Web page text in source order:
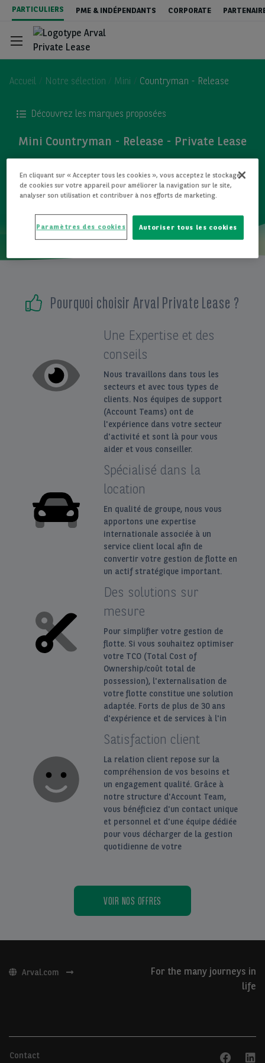
Aller
contenu
principal
PARTICULIERS PME & INDÉPENDANTS CORPORATE
Private Lease - véhicules neufs
Accueil Notre sélection Mini Countryman - Release
Découvrez les marques proposées
Mini Countryman - Release - Private Lease
TOUS LES MODÈLES
Pourquoi choisir Arval Private Lease ?
Une Expertise et des
conseils
Nous travaillons dans tous les
secteurs et avec tous types de
clients. Nos équipes de support
(Account Teams) ont de
l'expérience dans votre secteur
d'activité et sont là pour vous
aider et vous conseiller.
Spécialisé dans la
location
En qualité de groupe, nous vous
apportons une expertise
internationale associée à un
service client local afin de
convertir votre gestion de flotte en
un actif stratégique important.
Des solutions sur
mesure
Pour simplifier votre gestion de
flotte. Si vous souhaitez optimiser
votre TCO (Total Cost of
Ownership/coût total de
possession), l'externalisation de
votre flotte constitue une solution
adaptée. Forts de plus de 30 ans
d'expérience et de services à l'in
Satisfaction client
La relation client repose sur la
compréhension de vos besoins et
un engagement qualité. Grâce à
notre structure d'Account Team,
vous bénéficiez d'un contact unique
et personnel et d'une équipe dédiée
pour vous décharger de la gestion
quotidienne de votre
VOIR NOS OFFRES
Arval.com
For the many journeys in
life
Contact
En cliquant sur « Accepter tous les cookies », vous acceptez le stockage
de cookies sur votre appareil pour améliorer la navigation sur le site,
analyser son utilisation et contribuer à nos efforts de marketing.
Autoriser tous les cookies
Paramètres des cookies